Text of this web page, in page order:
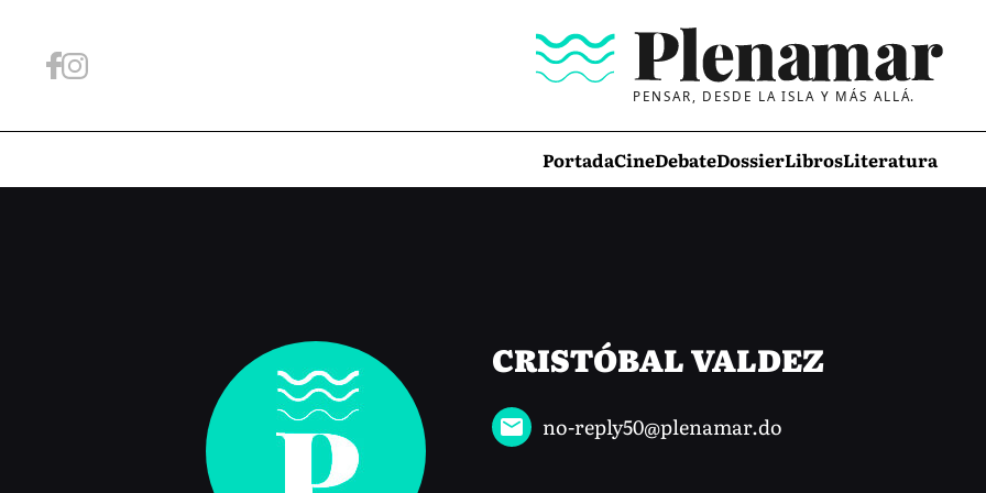
PENSAR, DESDE LA ISLA Y MÁS ALLÁ.
PortadaCineDebateDossierLibrosLiteratura
CRISTÓBAL VALDEZ
no-reply50@plenamar.do